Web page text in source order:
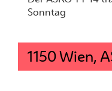
Sonntag
1150 Wien,